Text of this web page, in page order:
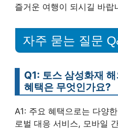
즐거운 여행이 되시길 바랍
자주 묻는 질문
Q1: 토스 삼성화재
혜택은 무엇인가요?
A1: 주요 혜택으로는 다양
로벌 대응 서비스, 모바일